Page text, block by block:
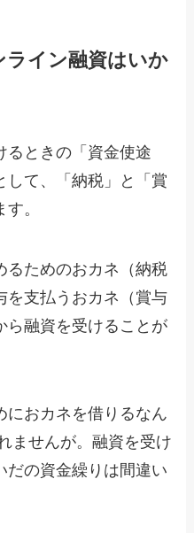
イン融資はいか
るときの「資金使途
して、「納税」と「賞
。
るためのおカネ（納税
を支払うおカネ（賞与
ら融資を受けることが
におカネを借りるなん
ませんが。融資を受け
だの資金繰りは間違い